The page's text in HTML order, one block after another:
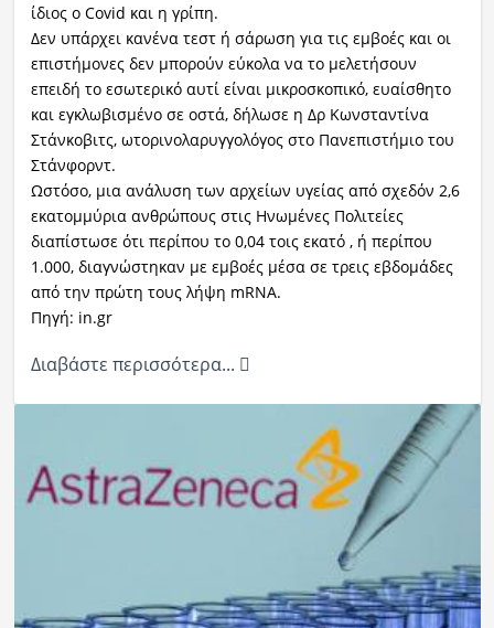
ίδιος ο Covid και η γρίπη.
Δεν υπάρχει κανένα τεστ ή σάρωση για τις εμβοές και οι
επιστήμονες δεν μπορούν εύκολα να το μελετήσουν
επειδή το εσωτερικό αυτί είναι μικροσκοπικό, ευαίσθητο
και εγκλωβισμένο σε οστά, δήλωσε η Δρ Κωνσταντίνα
Στάνκοβιτς, ωτορινολαρυγγολόγος στο Πανεπιστήμιο του
Στάνφορντ.
Ωστόσο, μια ανάλυση των αρχείων υγείας από σχεδόν 2,6
εκατομμύρια ανθρώπους στις Ηνωμένες Πολιτείες
διαπίστωσε ότι περίπου το 0,04 τοις εκατό , ή περίπου
1.000, διαγνώστηκαν με εμβοές μέσα σε τρεις εβδομάδες
από την πρώτη τους λήψη mRNA.
Πηγή: in.gr
Διαβάστε περισσότερα...